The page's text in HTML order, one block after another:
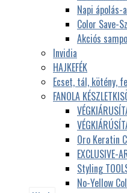
Napi ápolás-
Color Save-
Akciós
Invidia
HAJKEFÉK
Ecset, tál, kötény,
FANOLA
Oro Keratin
EXCLUSIVE-
Styling
No-Yellow